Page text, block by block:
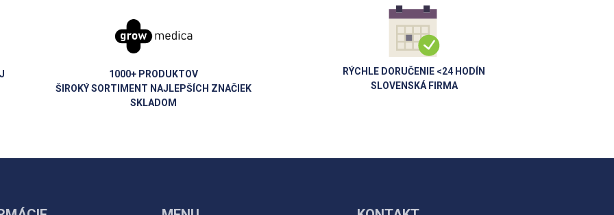
1000+ PRODUKTOV
ŠIROKÝ SORTIMENT NAJLEPŠÍCH ZNAČIEK
SKLADOM
RÝCHLE DORUČENIE <24 HODÍN
SLOVENSKÁ FIRMA